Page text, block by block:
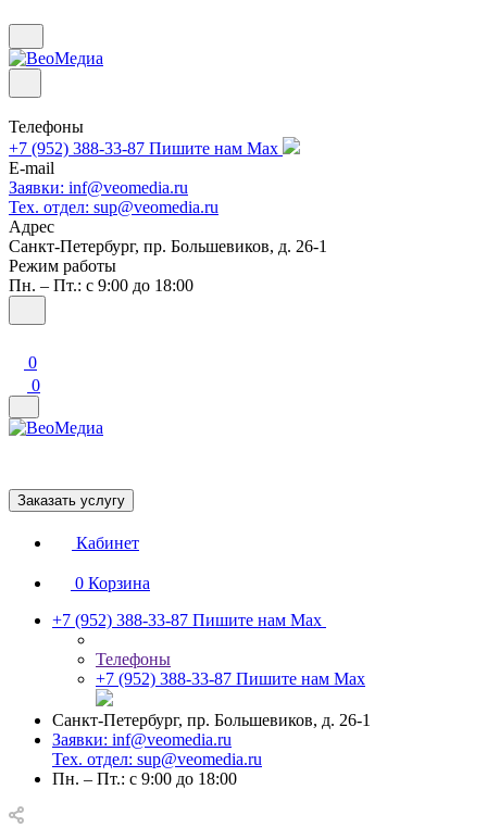
Телефоны
+7 (952) 388-33-87 Пишите нам Max
E-mail
Заявки: inf@veomedia.ru
Тех. отдел: sup@veomedia.ru
Адрес
Санкт-Петербург, пр. Большевиков, д. 26-1
Режим работы
Пн. – Пт.: с 9:00 до 18:00
0
0
Заказать услугу
Кабинет
0 Корзина
+7 (952) 388-33-87 Пишите нам Max
Телефоны
+7 (952) 388-33-87 Пишите нам Max
Санкт-Петербург, пр. Большевиков, д. 26-1
Заявки: inf@veomedia.ru
Тех. отдел: sup@veomedia.ru
Пн. – Пт.: с 9:00 до 18:00